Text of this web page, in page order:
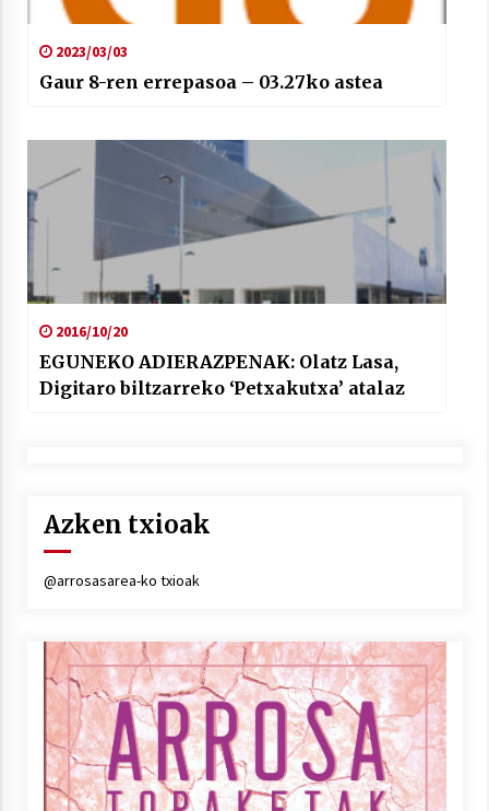
2023/03/03
Gaur 8-ren errepasoa – 03.27ko astea
2016/10/20
EGUNEKO ADIERAZPENAK: Olatz Lasa,
Digitaro biltzarreko ‘Petxakutxa’ atalaz
Azken txioak
@arrosasarea-ko txioak